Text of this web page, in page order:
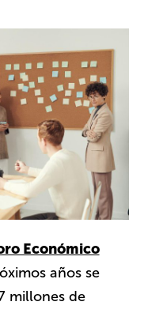
Económico
años se
millones de